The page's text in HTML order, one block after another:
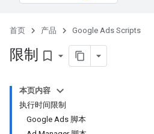
首页 产品 Google Ads Scripts
限制 bookmark_border
本页内容
执行时间限制
Google Ads 脚本